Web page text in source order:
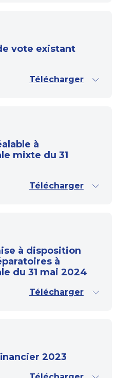
vote existant
Télécharger
à
mixte du 31
Télécharger
à disposition
à
du 31 mai 2024
Télécharger
2023